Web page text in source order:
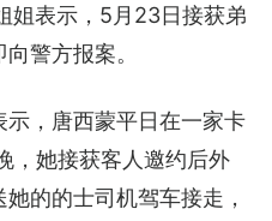
姐表示，5月23日接获弟
警方报案。
，唐西蒙平日在一家卡
，她接获客人邀约后外
的的士司机驾车接走，